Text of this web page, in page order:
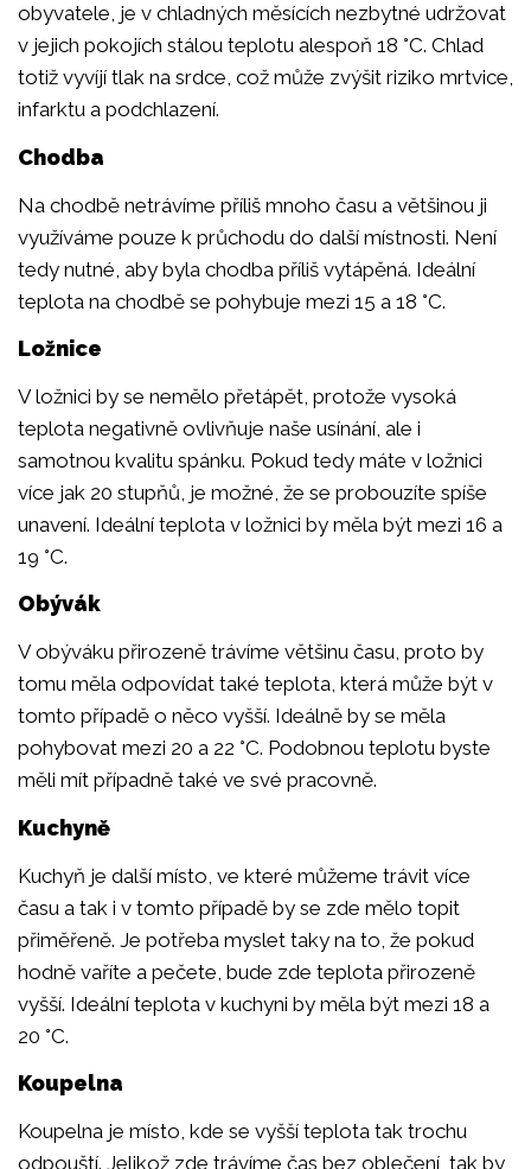
obyvatele, je v chladných měsících nezbytné udržovat
v jejich pokojích stálou teplotu alespoň 18 °C. Chlad
totiž vyvíjí tlak na srdce, což může zvýšit riziko mrtvice,
infarktu a podchlazení.
Chodba
Na chodbě netrávíme příliš mnoho času a většinou ji
využíváme pouze k průchodu do další místnosti. Není
tedy nutné, aby byla chodba příliš vytápěná. Ideální
teplota na chodbě se pohybuje mezi 15 a 18 °C.
Ložnice
V ložnici by se nemělo přetápět, protože vysoká
teplota negativně ovlivňuje naše usínání, ale i
samotnou kvalitu spánku. Pokud tedy máte v ložnici
více jak 20 stupňů, je možné, že se probouzíte spíše
unavení. Ideální teplota v ložnici by měla být mezi 16 a
19 °C.
Obývák
V obýváku přirozeně trávíme většinu času, proto by
tomu měla odpovídat také teplota, která může být v
tomto případě o něco vyšší. Ideálně by se měla
pohybovat mezi 20 a 22 °C. Podobnou teplotu byste
měli mít případně také ve své pracovně.
Kuchyně
Kuchyň je další místo, ve které můžeme trávit více
času a tak i v tomto případě by se zde mělo topit
přiměřeně. Je potřeba myslet taky na to, že pokud
hodně vaříte a pečete, bude zde teplota přirozeně
vyšší. Ideální teplota v kuchyni by měla být mezi 18 a
20 °C.
Koupelna
Koupelna je místo, kde se vyšší teplota tak trochu
odpouští. Jelikož zde trávíme čas bez oblečení, tak by